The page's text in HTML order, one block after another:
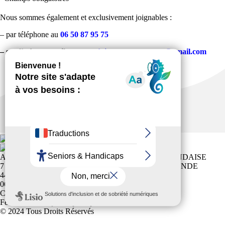
Nous sommes également et exclusivement joignables :
– par téléphone au 06 50 87 95 75
– sur l’adresse mail: guerandaisesportspourtous@gmail.com
ASSOCIATION SPORTS POUR TOUS LA GUÉRANDAISE
7 PLC DU MARCHE AU BOIS MAIRIE DE GUERANDE
44350 GUERANDE
06 50 87 95 75
Club affilié à la
Fédération Française Sports pour Tous
© 2024 Tous Droits Réservés